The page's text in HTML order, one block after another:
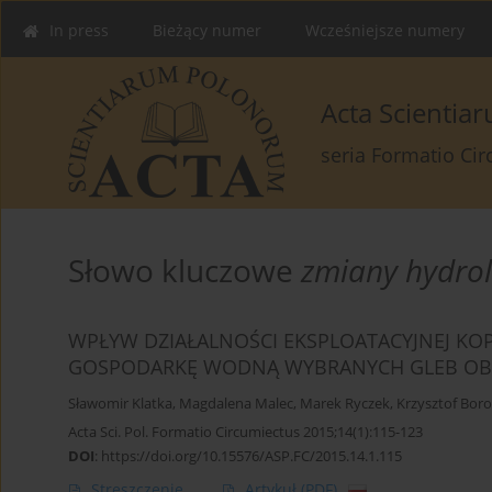
In press Bieżący numer Wcześniejsze numery
Acta
seria Formatio
Słowo kluczowe zmiany
WPŁYW DZIAŁALNOŚCI EKSPLOATACYJNEJ
GOSPODARKĘ WODNĄ WYBRANYCH GLEB
Sławomir Klatka, Magdalena Malec, Marek Ryczek, Krzysztof
Acta Sci. Pol. Formatio Circumiectus 2015;14(1):115-123
DOI: https://doi.org/10.15576/ASP.FC/2015.14.1.115